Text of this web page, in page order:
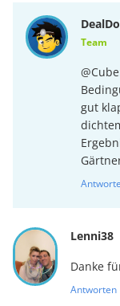
Team
gut
Lenni38
Danke
Antworten